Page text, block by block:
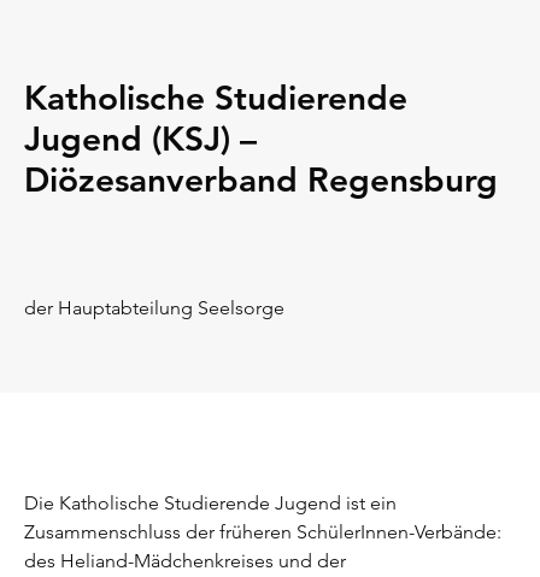
Katholische Studierende
Jugend (KSJ) –
Diözesanverband Regensburg
der Hauptabteilung Seelsorge
Die Katholische Studierende Jugend ist ein
Zusammenschluss der früheren SchülerInnen-Verbände:
des Heliand-Mädchenkreises und der